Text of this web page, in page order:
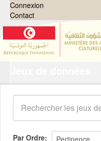
Connexion
Contact
Organisations
Groupes
Demandes 0
Par Ordre